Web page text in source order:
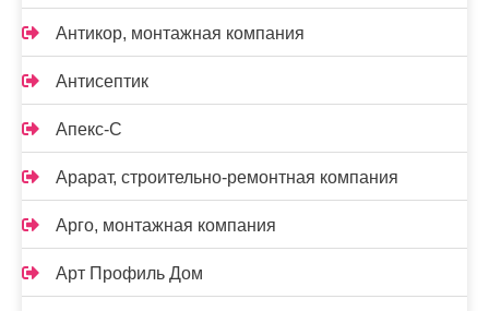
Антикор, монтажная компания
Антисептик
Апекс-С
Арарат, строительно-ремонтная компания
Арго, монтажная компания
Арт Профиль Дом